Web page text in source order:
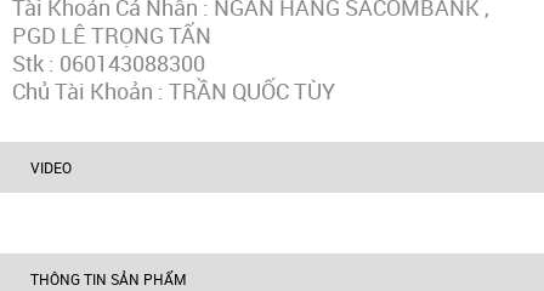
Tài Khoản Cá Nhân : NGÂN HÀNG SACOMBANK ,
PGD LÊ TRỌNG TẤN
Stk : 060143088300
Chủ Tài Khoản : TRẦN QUỐC TÙY
VIDEO
THÔNG TIN SẢN PHẨM